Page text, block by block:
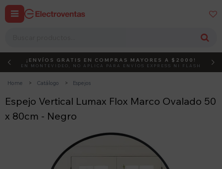
 
DEBUT ACTIVÁ EL CÓDIGO
¡ENVÍOS GRATIS EN COMPRAS MAYORES A $2000!
EN MONTEVIDEO, NO APLICA PARA ENVÍOS EXPRESS NI FLASH
Home Catálogo Espejos
Espejo Vertical Lumax Flox Marco Ovalado 50
x 80cm - Negro